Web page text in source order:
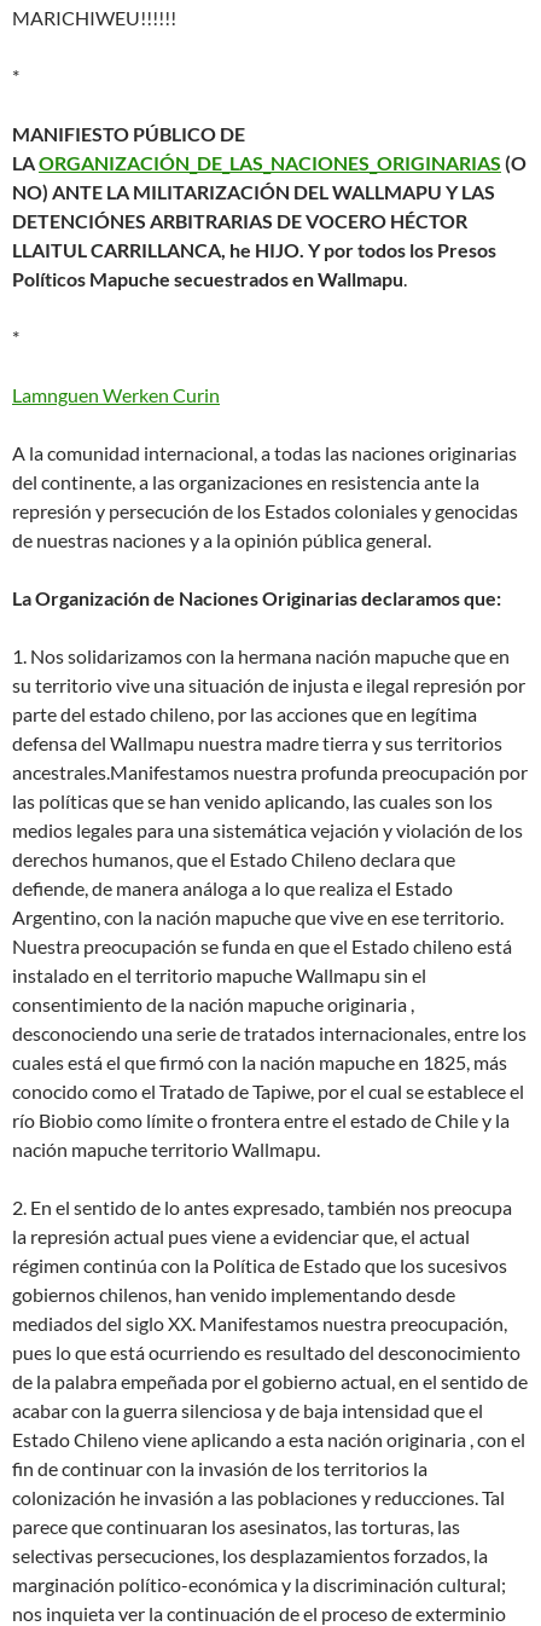
MARICHIWEU!!!!!!
*
MANIFIESTO PÚBLICO DE
LAORGANIZACIÓN_DE_LAS_NACIONES_ORIGINARIAS (O
NO) ANTE LA MILITARIZACIÓN DEL WALLMAPU Y LAS
DETENCIÓNES ARBITRARIAS DE VOCERO HÉCTOR
LLAITUL CARRILLANCA, he HIJO. Y por todos los Presos
Políticos Mapuche secuestrados en Wallmapu.
*
Lamnguen Werken Curin
A la comunidad internacional, a todas las naciones originarias
del continente, a las organizaciones en resistencia ante la
represión y persecución de los Estados coloniales y genocidas
de nuestras naciones y a la opinión pública general.
La Organización de Naciones Originarias declaramos que:
1. Nos solidarizamos con la hermana nación mapuche que en
su territorio vive una situación de injusta e ilegal represión por
parte del estado chileno, por las acciones que en legítima
defensa del Wallmapu nuestra madre tierra y sus territorios
ancestrales.​Manifestamos nuestra profunda preocupación por
las políticas que se han venido aplicando, las cuales son los
medios legales para una sistemática vejación y violación de los
derechos humanos, que el Estado Chileno declara que
defiende, de manera análoga a lo que realiza el Estado
Argentino, con la nación mapuche que vive en ese territorio.
Nuestra preocupación se funda en que el Estado chileno está
instalado en el territorio mapuche Wallmapu sin el
consentimiento de la nación mapuche originaria ,
desconociendo una serie de tratados internacionales, entre los
cuales está el que firmó con la nación mapuche en 1825, más
conocido como el Tratado de Tapiwe, por el cual se establece el
río Biobio como límite o frontera entre el estado de Chile y la
nación mapuche territorio Wallmapu.
2. En el sentido de lo antes expresado, también nos preocupa
la represión actual pues viene a evidenciar que, el actual
régimen continúa con la Política de Estado que los sucesivos
gobiernos chilenos, han venido implementando desde
mediados del siglo XX.​ Manifestamos nuestra preocupación,
pues lo que está ocurriendo es resultado del desconocimiento
de la palabra empeñada por el gobierno actual, en el sentido de
acabar con la guerra silenciosa y de baja intensidad que el
Estado Chileno viene aplicando a esta nación originaria , con el
fin de continuar con la invasión de los territorios la
colonización he invasión a las poblaciones y reducciones. Tal
parece que continuaran los asesinatos, las torturas, las
selectivas persecuciones, los desplazamientos forzados, la
marginación político-económica y la discriminación cultural;
nos inquieta ver la continuación de el proceso de exterminio